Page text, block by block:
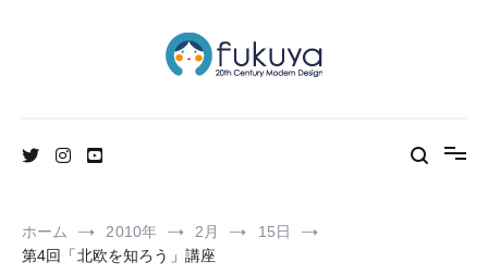
ホーム 2010年 2月
15日
第4回「北欧を知ろう」講座